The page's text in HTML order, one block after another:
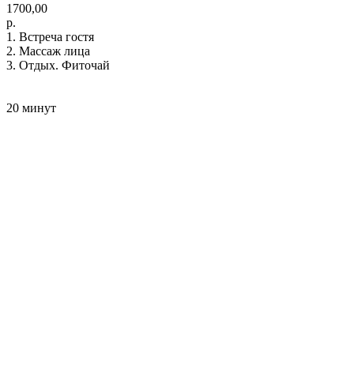
1700,00
р.
1. Встреча гостя
2. Массаж лица
3. Отдых. Фиточай
20 минут